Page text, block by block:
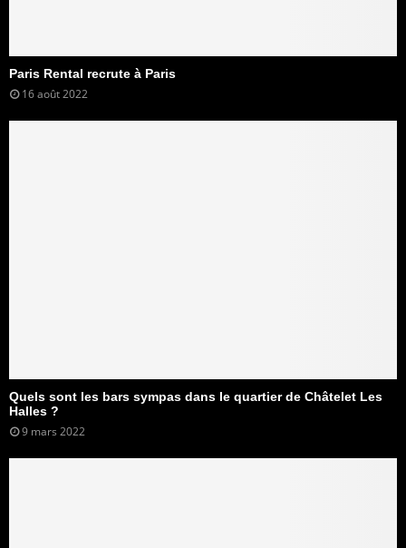
Paris Rental recrute à Paris
16 août 2022
Quels sont les bars sympas dans le quartier de Châtelet Les
Halles ?
9 mars 2022